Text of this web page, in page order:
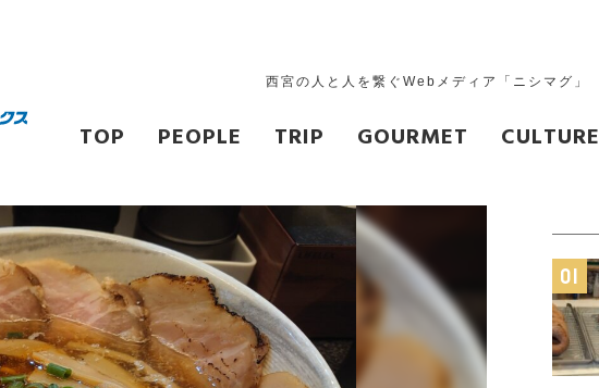
西宮の人と人を繋ぐWebメディア「ニシマグ」
TOP PEOPLE TRIP GOURMET CULTURE